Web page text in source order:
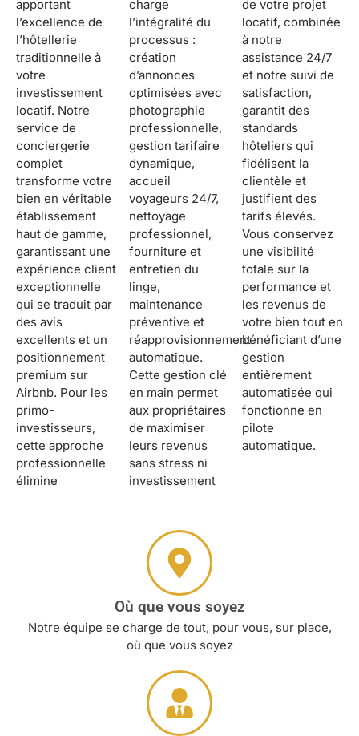
apportant
l’excellence de
l’hôtellerie
traditionnelle à
votre
investissement
locatif. Notre
service de
conciergerie
complet
transforme votre
bien en véritable
établissement
haut de gamme,
garantissant une
expérience client
exceptionnelle
qui se traduit par
des avis
excellents et un
positionnement
premium sur
Airbnb. Pour les
primo-
investisseurs,
cette approche
professionnelle
élimine
charge
l’intégralité du
processus :
création
d’annonces
optimisées avec
photographie
professionnelle,
gestion tarifaire
dynamique,
accueil
voyageurs 24/7,
nettoyage
professionnel,
fourniture et
entretien du
linge,
maintenance
préventive et
réapprovisionnement
automatique.
Cette gestion clé
en main permet
aux propriétaires
de maximiser
leurs revenus
sans stress ni
investissement
de votre projet
locatif, combinée
à notre
assistance 24/7
et notre suivi de
satisfaction,
garantit des
standards
hôteliers qui
fidélisent la
clientèle et
justifient des
tarifs élevés.
Vous conservez
une visibilité
totale sur la
performance et
les revenus de
votre bien tout en
bénéficiant d’une
gestion
entièrement
automatisée qui
fonctionne en
pilote
automatique.
Où que vous soyez
Notre équipe se charge de tout, pour vous, sur place,
où que vous soyez